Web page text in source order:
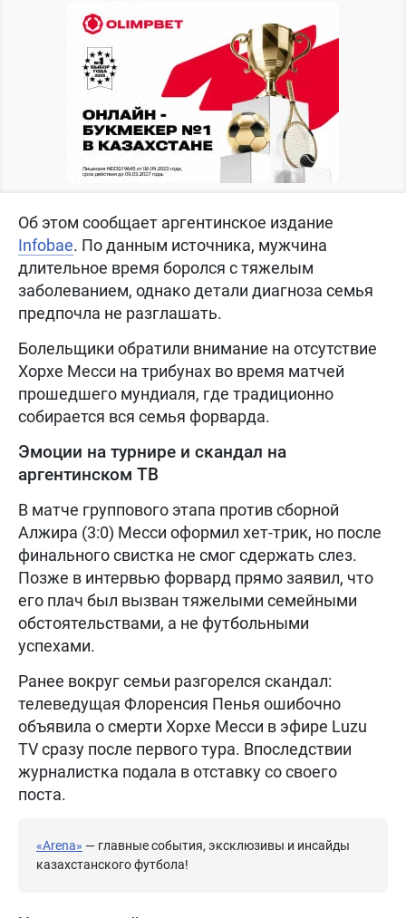
Об этом сообщает аргентинское издание
Infobae. По данным источника, мужчина
длительное время боролся с тяжелым
заболеванием, однако детали диагноза семья
предпочла не разглашать.
Болельщики обратили внимание на отсутствие
Хорхе Месси на трибунах во время матчей
прошедшего мундиаля, где традиционно
собирается вся семья форварда.
Эмоции на турнире и скандал на
аргентинском ТВ
В матче группового этапа против сборной
Алжира (3:0) Месси оформил хет-трик, но после
финального свистка не смог сдержать слез.
Позже в интервью форвард прямо заявил, что
его плач был вызван тяжелыми семейными
обстоятельствами, а не футбольными
успехами.
Ранее вокруг семьи разгорелся скандал:
телеведущая Флоренсия Пенья ошибочно
объявила о смерти Хорхе Месси в эфире Luzu
TV сразу после первого тура. Впоследствии
журналистка подала в отставку со своего
поста.
«Arena» — главные события, эксклюзивы и инсайды
казахстанского футбола!